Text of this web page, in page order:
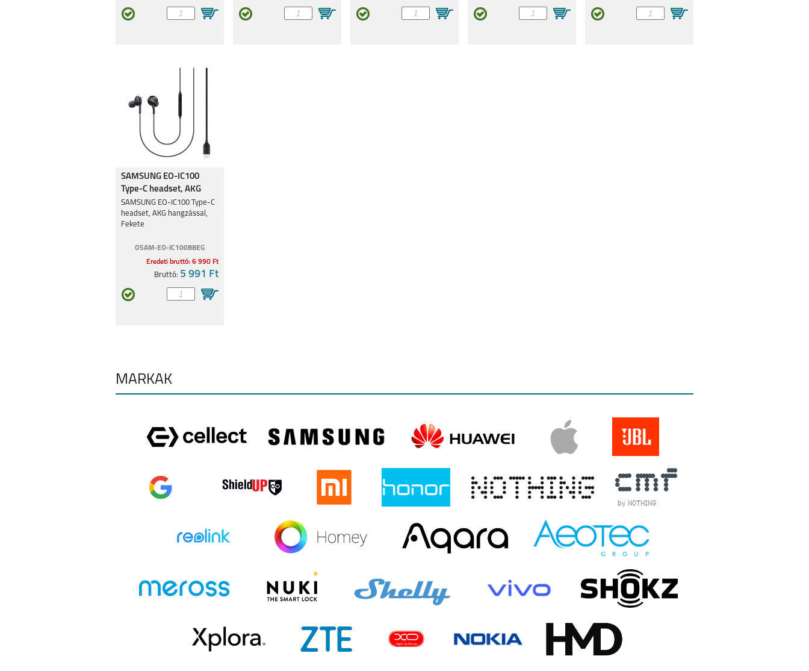
IPAD MINI (2019)
IPAD 10.2 (2019) IPAD 9.7 2017/2018 IPAD AIR 2
SAMSUNG EO-IC100
Type-C headset, AKG
hangzással, Fekete
SAMSUNG EO-IC100 Type-C
headset, AKG hangzással,
Fekete
OSAM-EO-IC100BBEG
Eredeti bruttó: 6 990 Ft
Bruttó: 5 991 Ft
MÁRKÁK